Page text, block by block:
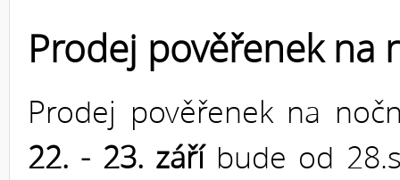
Prodej pověřenek na
Prodej pověřenek na
22. - 23. záříbude od